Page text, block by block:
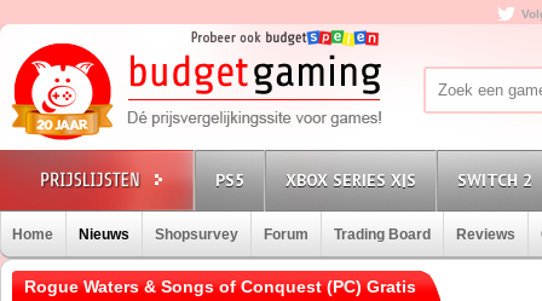
PS5 XBOX SERIES X|S SWITCH 2
Home Nieuws Shopsurvey Forum Trading Board Reviews
Rogue Waters & Songs of Conquest (PC) Gratis